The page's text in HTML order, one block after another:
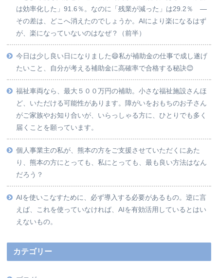
は効率化した」91.6％。なのに「残業が減った」は29.2％ ―
その差は、どこへ消えたのでしょうか。AIにより楽になるはず
が、楽になっていないのはなぜ？（前半）
今日は少し良い日になりました😄私が補助金の仕事で成し遂げ
たいこと、自分が考える補助金に高確率で合格する秘訣😊
福祉車両なら、最大５００万円の補助。小さな福祉施設さんほ
ど、いただける可能性があります。障がいをおもちのお子さん
がご家族やお知り合いが、いらっしゃる方に、ひとりでも多く
届くことを願っています。
個人事業主の私が、熊本の方をご支援させていただくにあた
り、熊本の方にとっても、私にとっても、最も良い方法はなん
だろう？
AIを使いこなすために、必ず導入する必要があるもの。逆に言
えば、これを使っていなければ、AIを有効活用しているとはい
えないもの。
カテゴリー